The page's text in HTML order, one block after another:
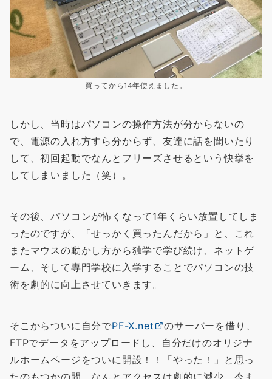
買ってから14年使えました。
しかし、当時はパソコンの操作方法が分からないの
で、電源の入れ方すら分からず、友達に話を聞いたり
して、初回起動でなんとフリーズさせるという快挙を
してしまいました（笑）。
その後、パソコンが怖くなって1年くらい放置してしま
ったのですが、「せっかく買ったんだから」と、これ
またマウスの動かし方から独学で学び続け、ネットゲ
ーム、そして専門学校に入学することでパソコンの技
術を劇的に向上させていきます。
そこからついに自分でPF-X.net
のサーバーを借り、
FTPでデータをアップロードし、自分だけのオリジナ
ルホームページをついに開設！！「やった！」と思っ
たのもつかの間、なんとアクセスは劇的に減少。今ま